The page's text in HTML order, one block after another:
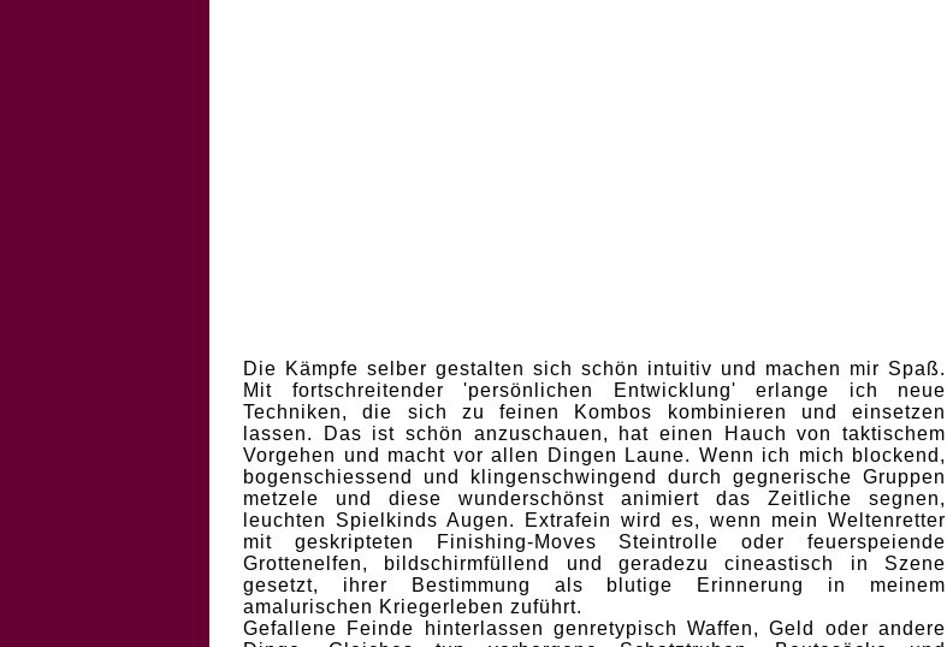
Die Kämpfe selber gestalten sich schön intuitiv und machen mir Spaß.
Mit fortschreitender 'persönlichen Entwicklung' erlange ich neue
Techniken, die sich zu feinen Kombos kombinieren und einsetzen
lassen. Das ist schön anzuschauen, hat einen Hauch von taktischem
Vorgehen und macht vor allen Dingen Laune. Wenn ich mich blockend,
bogenschiessend und klingenschwingend durch gegnerische Gruppen
metzele und diese wunderschönst animiert das Zeitliche segnen,
leuchten Spielkinds Augen. Extrafein wird es, wenn mein Weltenretter
mit geskripteten Finishing-Moves Steintrolle oder feuerspeiende
Grottenelfen, bildschirmfüllend und geradezu cineastisch in Szene
gesetzt, ihrer Bestimmung als blutige Erinnerung in meinem
amalurischen Kriegerleben zuführt.
Gefallene Feinde hinterlassen genretypisch Waffen, Geld oder andere